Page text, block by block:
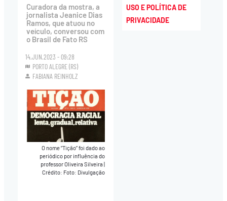
Curadora da mostra, a
jornalista Jeanice Dias
Ramos, que atuou no
veículo, conversou com
o Brasil de Fato RS
14.JUN.2023 - 09:28
PORTO ALEGRE (RS)
FABIANA REINHOLZ
O nome “Tição” foi dado ao
periódico por influência do
professor Oliveira Silveira|
Crédito: Foto: Divulgação
USO E POLÍTICA DE
PRIVACIDADE